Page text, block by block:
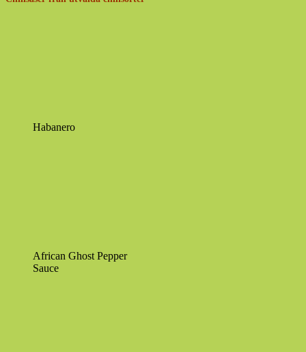
Habanero
African Ghost Pepper
Sauce